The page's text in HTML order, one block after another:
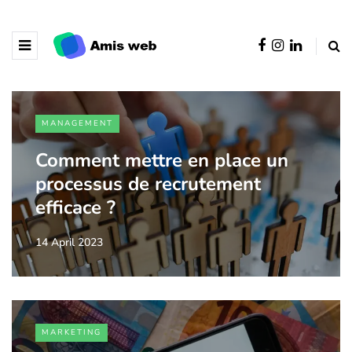
MANAGEMENT
Comment mettre en place un
processus de recrutement
efficace ?
14 April 2023
MARKETING